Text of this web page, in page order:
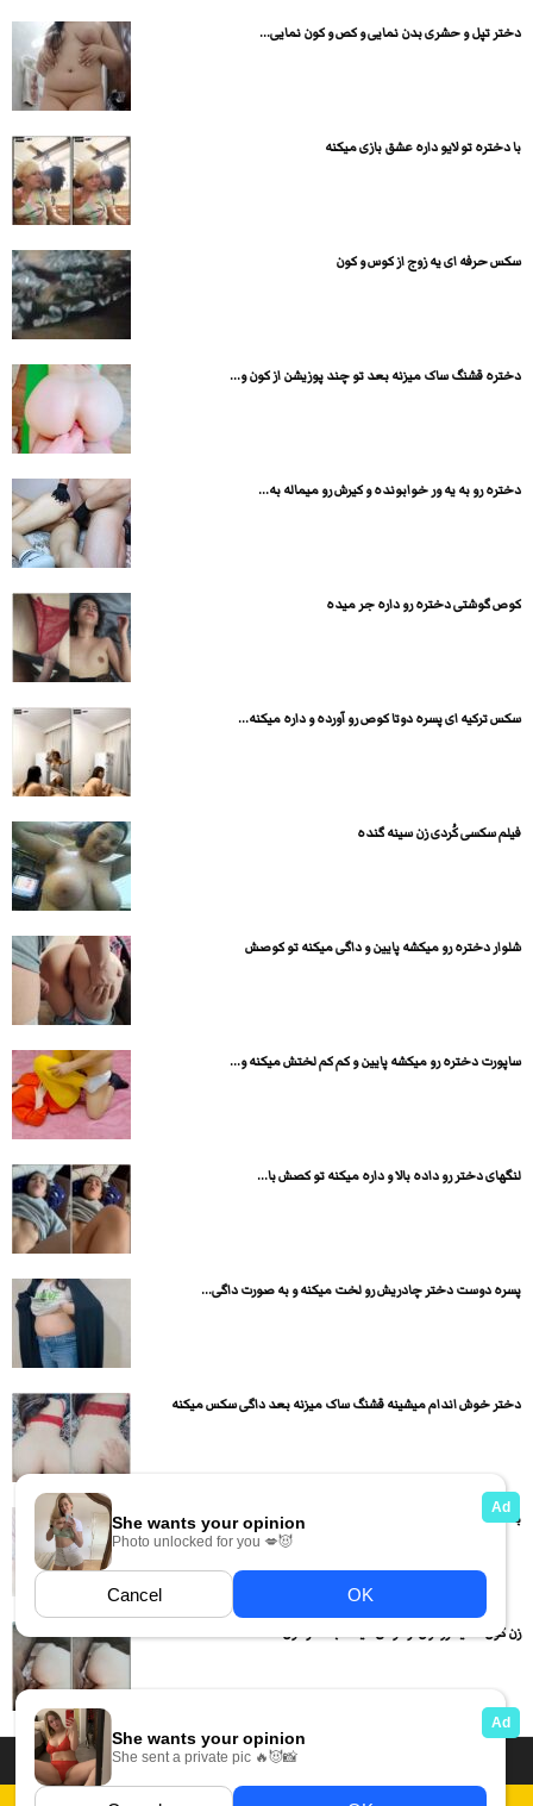
دختر تپل و حشری بدن نمایی و کص و کون نمایی...
با دختره تو لایو داره عشق بازی میکنه
سکس حرفه ای یه زوج از کوس و کون
دختره قشنگ ساک میزنه بعد تو چند پوزیشن از کون و...
دختره رو به یه ور خوابونده و کیرش رو میماله به...
کوص گوشتی دختره رو داره جر میده
سکس ترکیه ای پسره دوتا کوص رو آورده و داره میکنه...
فیلم سكسی کُردی زن سینه گنده
شلوار دختره رو میکشه پایین و داگی میکنه تو کوصش
ساپورت دختره رو میکشه پایین و کم کم لختش میکنه و...
لنگهای دختر رو داده بالا و داره میکنه تو کصش با...
پسره دوست دختر چادریش رو لخت میکنه و به صورت داگی...
دختر خوش اندام میشینه قشنگ ساک میزنه بعد داگی سکس میکنه
با میلف گوشتی عشق بازی میکنه بعد داگی و لنگ در...
زن کون سفید رو اول از کوص میکنه بعد از کون